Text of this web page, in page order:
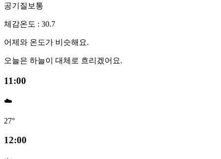
공기질 보통
체감온도 : 30.7
어제와 온도가 비슷해요.
오늘은 하늘이 대체로 흐리겠어요.
11:00
☁️
27°
12:00